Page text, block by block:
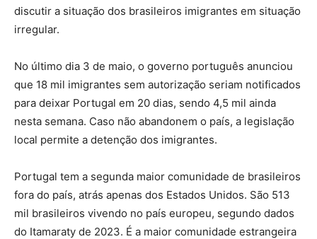
discutir a situação dos brasileiros imigrantes em situação
irregular.
No último dia 3 de maio, o governo português anunciou
que 18 mil imigrantes sem autorização seriam notificados
para deixar Portugal em 20 dias, sendo 4,5 mil ainda
nesta semana. Caso não abandonem o país, a legislação
local permite a detenção dos imigrantes.
Portugal tem a segunda maior comunidade de brasileiros
fora do país, atrás apenas dos Estados Unidos. São 513
mil brasileiros vivendo no país europeu, segundo dados
do Itamaraty de 2023. É a maior comunidade estrangeira